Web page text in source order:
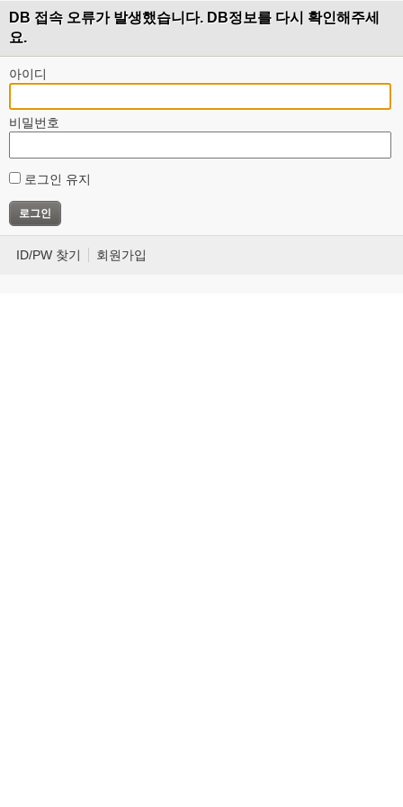
DB 접속 오류가 발생했습니다. DB정보를 다시 확인해주세
요.
아이디
비밀번호
로그인 유지
ID/PW 찾기 회원가입